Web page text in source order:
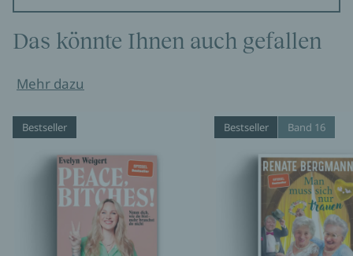
Das könnte Ihnen auch gefallen
Mehr dazu
Bestseller Bestseller Band 16